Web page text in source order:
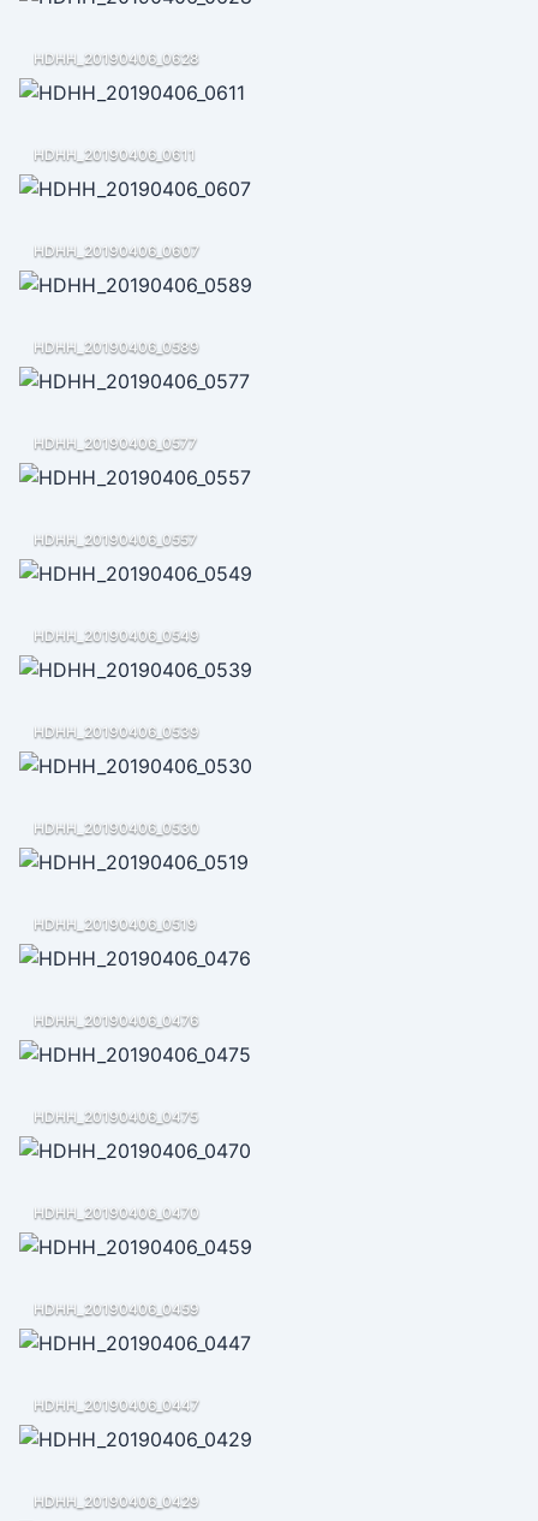
HDHH_20190406_0628
HDHH_20190406_0611
HDHH_20190406_0607
HDHH_20190406_0589
HDHH_20190406_0577
HDHH_20190406_0557
HDHH_20190406_0549
HDHH_20190406_0539
HDHH_20190406_0530
HDHH_20190406_0519
HDHH_20190406_0476
HDHH_20190406_0475
HDHH_20190406_0470
HDHH_20190406_0459
HDHH_20190406_0447
HDHH_20190406_0429